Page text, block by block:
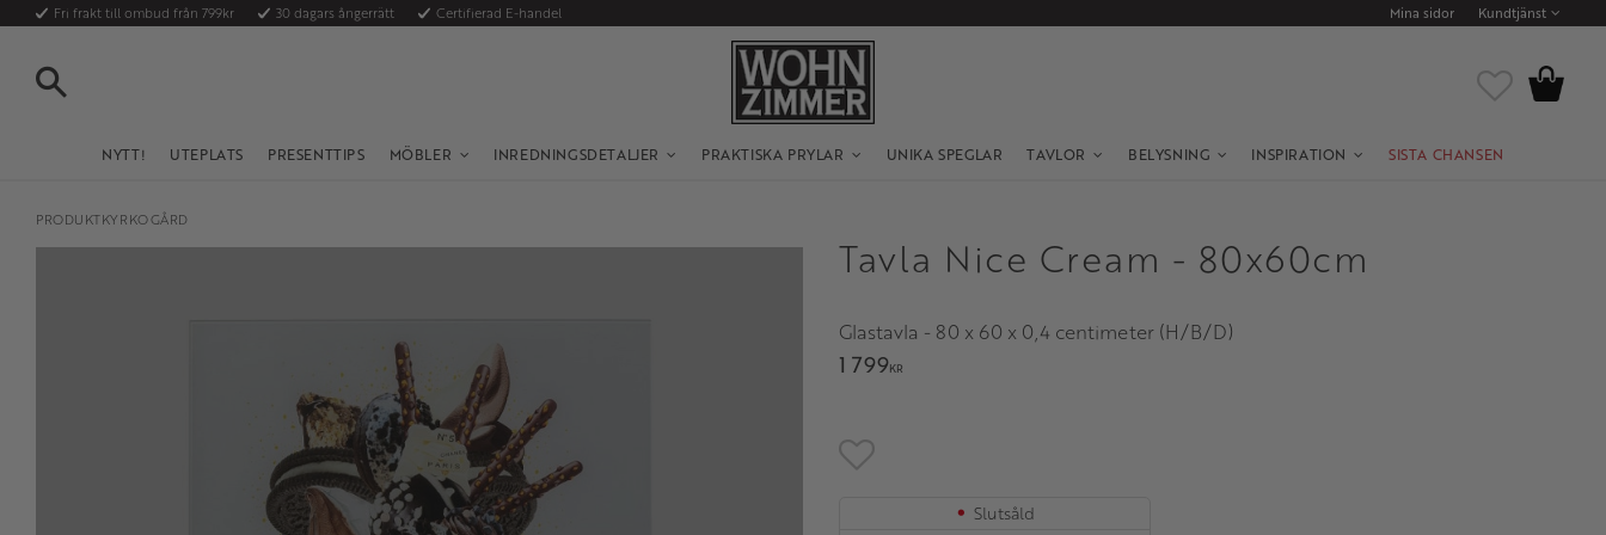
Fri frakt till ombud från 799kr 30 dagars ångerrätt Certifierad E-handel Mina sidor Kundtjänst
NYTT! UTEPLATS PRESENTTIPS MÖBLER INREDNINGSDETALJER PRAKTISKA PRYLAR UNIKA SPEGLAR TAVLOR BELYSNING INSPIRATION SISTA CHANSEN
Favoriter
Kundvagn
PRODUKTKYRKOGÅRD
Tavla Nice Cream - 80x60cm
Glastavla - 80 x 60 x 0,4 centimeter (H/B/D)
1 799KR
Lägg till i favoriter
Slutsåld